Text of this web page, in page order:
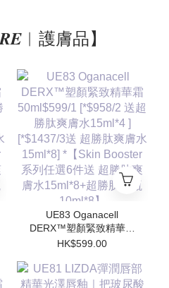
護膚品】
UE83 Oganacell
DERX™塑顏緊致精華霜
50ml$599/1 [*$958/2 送
[*$1437/3送 超勝肽爽膚
水15ml*8] *【Skin
HK$599.00